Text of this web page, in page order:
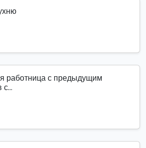
работница с предыдущим